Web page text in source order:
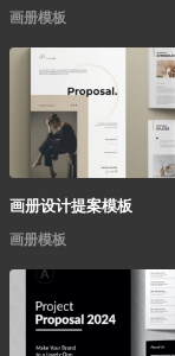
画册模板
画册设计提案模板
画册模板